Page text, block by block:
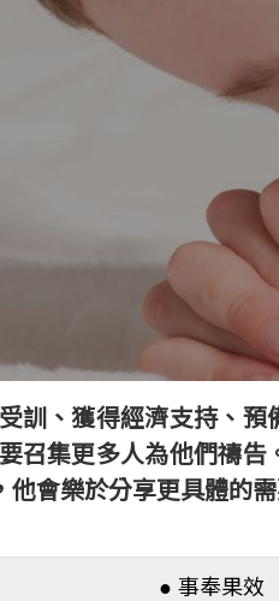
訓、獲得經濟支持、
召集更多人為他們禱
會樂於分享更具體的需
● 事奉果效